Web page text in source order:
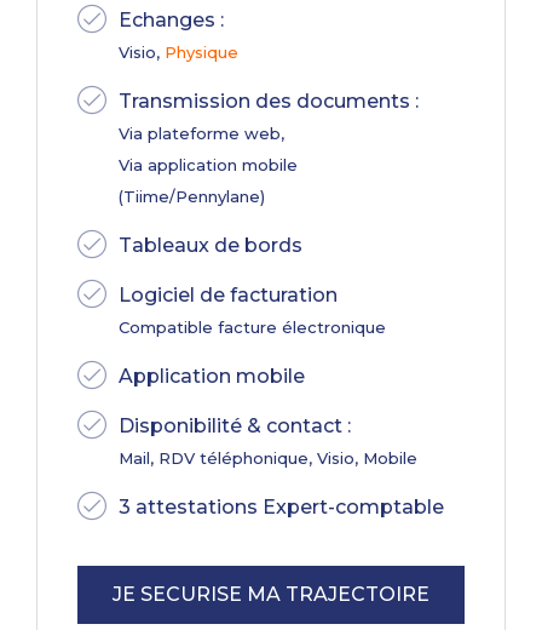
Echanges :
Visio, Physique
Transmission des documents :
Via plateforme web,
Via application mobile
(Tiime/Pennylane)
Tableaux de bords
Logiciel de facturation
Compatible facture électronique
Application mobile
Disponibilité & contact :
Mail, RDV téléphonique, Visio, Mobile
3 attestations Expert-comptable
JE SECURISE MA TRAJECTOIRE